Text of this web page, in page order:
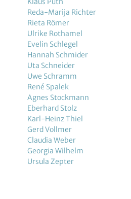
Reda-Marija Richter
Rieta Römer
Ulrike Rothamel
Evelin Schlegel
Hannah Schmider
Uta Schneider
Uwe Schramm
René Spalek
Agnes Stockmann
Eberhard Stolz
Karl-Heinz Thiel
Gerd Vollmer
Claudia Weber
Georgia Wilhelm
Ursula Zepter